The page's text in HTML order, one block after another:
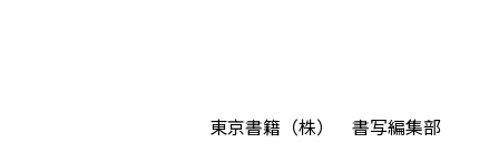
東京書籍（株） 書写編集部